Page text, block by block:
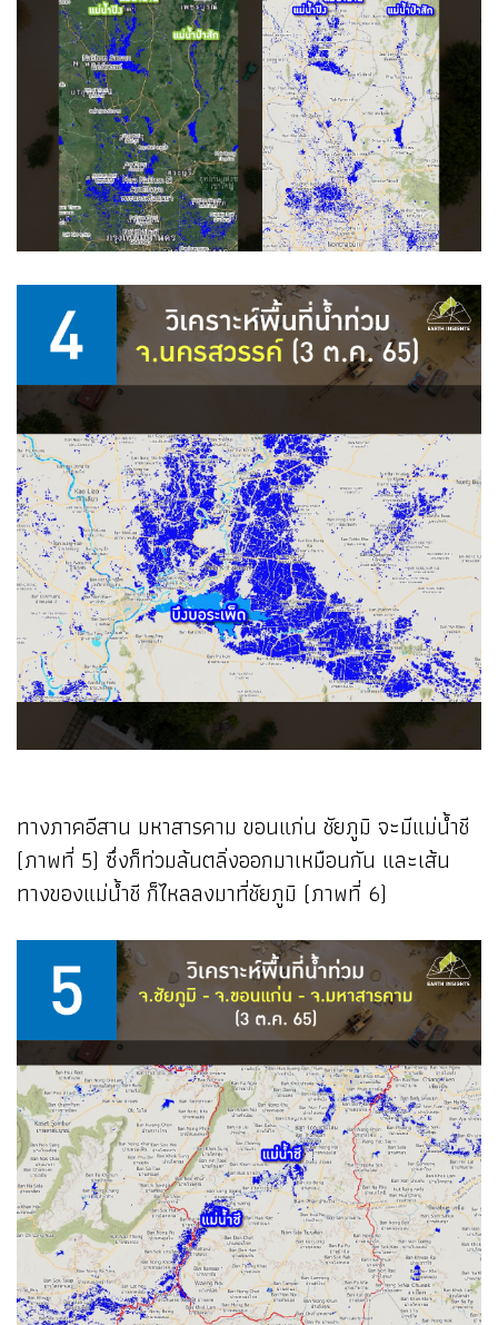
ทางภาคอีสาน มหาสารคาม ขอนแก่น ชัยภูมิ จะมีแม่น้ำชี
(ภาพที่ 5) ซึ่งก็ท่วมล้นตลิ่งออกมาเหมือนกัน และเส้น
ทางของแม่น้ำชี ก็ไหลลงมาที่ชัยภูมิ (ภาพที่ 6)